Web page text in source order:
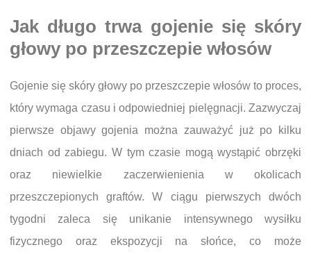
Jak długo trwa gojenie się skóry
głowy po przeszczepie włosów
Gojenie się skóry głowy po przeszczepie włosów to proces,
który wymaga czasu i odpowiedniej pielęgnacji. Zazwyczaj
pierwsze objawy gojenia można zauważyć już po kilku
dniach od zabiegu. W tym czasie mogą wystąpić obrzęki
oraz niewielkie zaczerwienienia w okolicach
przeszczepionych graftów. W ciągu pierwszych dwóch
tygodni zaleca się unikanie intensywnego wysiłku
fizycznego oraz ekspozycji na słońce, co może